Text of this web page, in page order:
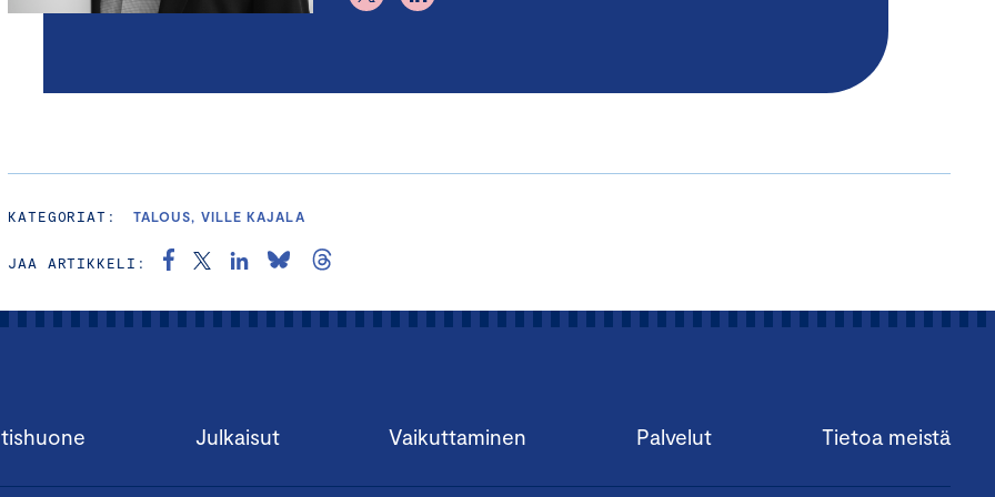
KATEGORIAT: TALOUS, VILLE KAJALA
JAA ARTIKKELI:
Julkaisut Vaikuttaminen Palvelut Tietoa meistä